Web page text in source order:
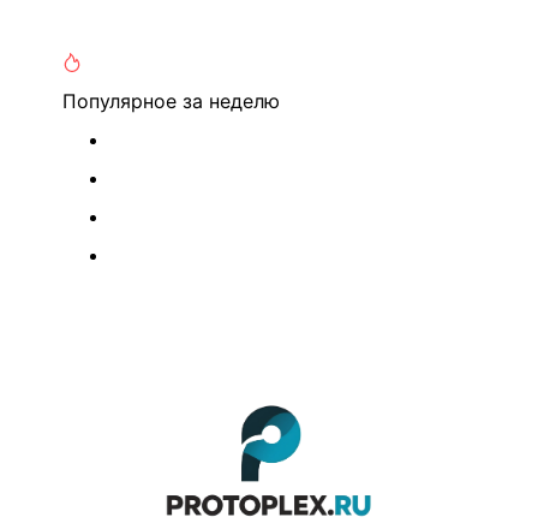
Популярное за неделю